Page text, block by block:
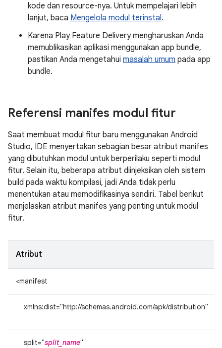
kode dan resource-nya. Untuk mempelajari lebih
lanjut, baca Mengelola modul terinstal.
Karena Play Feature Delivery mengharuskan Anda
memublikasikan aplikasi menggunakan app bundle,
pastikan Anda mengetahui masalah umum pada app
bundle.
Referensi manifes modul fitur
Saat membuat modul fitur baru menggunakan Android
Studio, IDE menyertakan sebagian besar atribut manifes
yang dibutuhkan modul untuk berperilaku seperti modul
fitur. Selain itu, beberapa atribut diinjeksikan oleh sistem
build pada waktu kompilasi, jadi Anda tidak perlu
menentukan atau memodifikasinya sendiri. Tabel berikut
menjelaskan atribut manifes yang penting untuk modul
fitur.
Atribut
<manifest
xmlns:dist="http://schemas.android.com/apk/distribution"
split="split_name"